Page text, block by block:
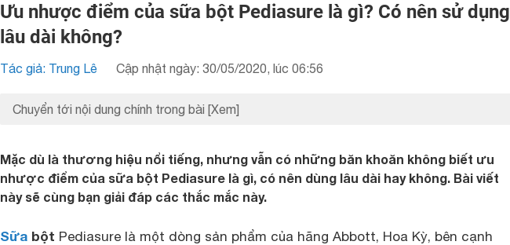
Ưu nhược điểm của sữa bột Pediasure là gì? Có nên sử dụng
lâu dài không?
Tác giả: Trung Lê Cập nhật ngày: 30/05/2020, lúc 06:56
Chuyển tới nội dung chính trong bài [Xem]
Mặc dù là thương hiệu nổi tiếng, nhưng vẫn có những băn khoăn không biết ưu
nhược điểm của sữa bột Pediasure là gì, có nên dùng lâu dài hay không. Bài viết
này sẽ cùng bạn giải đáp các thắc mắc này.
Sữa bột Pediasure là một dòng sản phẩm của hãng Abbott, Hoa Kỳ, bên cạnh